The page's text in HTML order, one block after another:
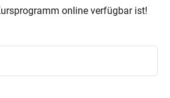
online verfügbar ist!